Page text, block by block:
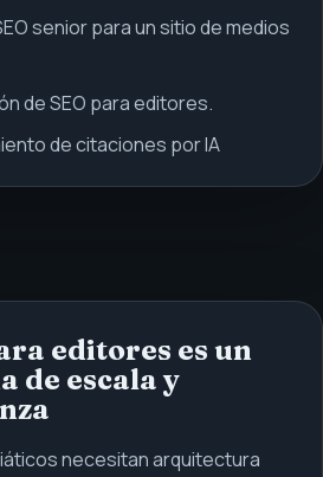
senior para un sitio de medios
de SEO para editores.
de citaciones por IA
editores es un
de escala y
necesitan arquitectura